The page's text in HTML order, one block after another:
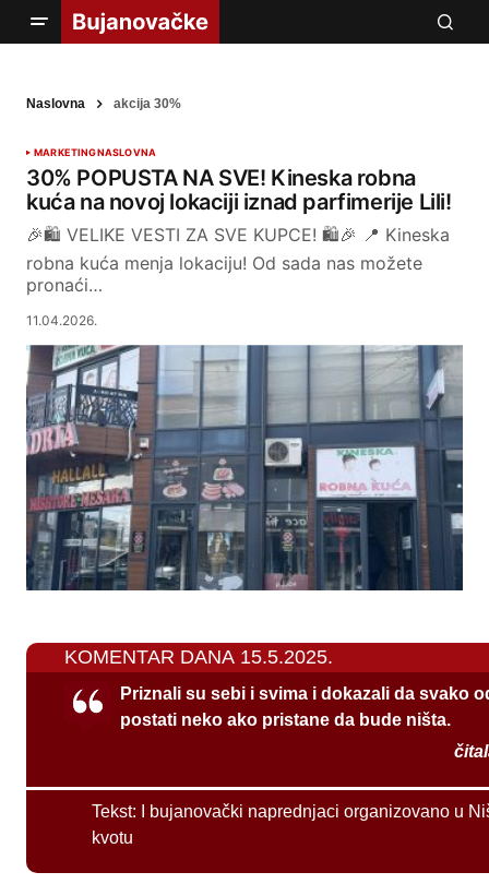
Naslovna akcija 30%
MARKETINGNASLOVNA
30% POPUSTA NA SVE! Kineska robna
kuća na novoj lokaciji iznad parfimerije Lili!
🎉🛍️ VELIKE VESTI ZA SVE KUPCE! 🛍️🎉 📍 Kineska
robna kuća menja lokaciju! Od sada nas možete
pronaći…
11.04.2026.
KOMENTAR DANA 15.5.2025.
Priznali su sebi i svima i dokazali da svako
postati neko ako pristane da bude ništa.
Tekst:
I bujanovački naprednjaci organizovano u
kvotu